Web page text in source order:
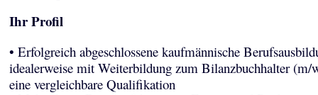
Ihr Profil
• Erfolgreich abgeschlossene kaufmännische
idealerweise mit Weiterbildung zum Bilanzbuchhalter (m/
eine vergleichbare Qualifikation